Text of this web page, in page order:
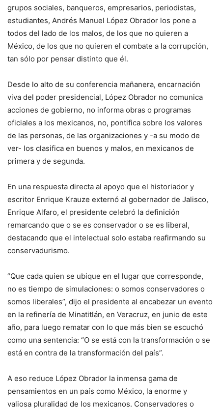
grupos sociales, banqueros, empresarios, periodistas,
estudiantes, Andrés Manuel López Obrador los pone a
todos del lado de los malos, de los que no quieren a
México, de los que no quieren el combate a la corrupción,
tan sólo por pensar distinto que él.
Desde lo alto de su conferencia mañanera, encarnación
viva del poder presidencial, López Obrador no comunica
acciones de gobierno, no informa obras o programas
oficiales a los mexicanos, no, pontifica sobre los valores
de las personas, de las organizaciones y -a su modo de
ver- los clasifica en buenos y malos, en mexicanos de
primera y de segunda.
En una respuesta directa al apoyo que el historiador y
escritor Enrique Krauze externó al gobernador de Jalisco,
Enrique Alfaro, el presidente celebró la definición
remarcando que o se es conservador o se es liberal,
destacando que el intelectual solo estaba reafirmando su
conservadurismo.
“Que cada quien se ubique en el lugar que corresponde,
no es tiempo de simulaciones: o somos conservadores o
somos liberales”, dijo el presidente al encabezar un evento
en la refinería de Minatitlán, en Veracruz, en junio de este
año, para luego rematar con lo que más bien se escuchó
como una sentencia: “O se está con la transformación o se
está en contra de la transformación del país”.
A eso reduce López Obrador la inmensa gama de
pensamientos en un país como México, la enorme y
valiosa pluralidad de los mexicanos. Conservadores o